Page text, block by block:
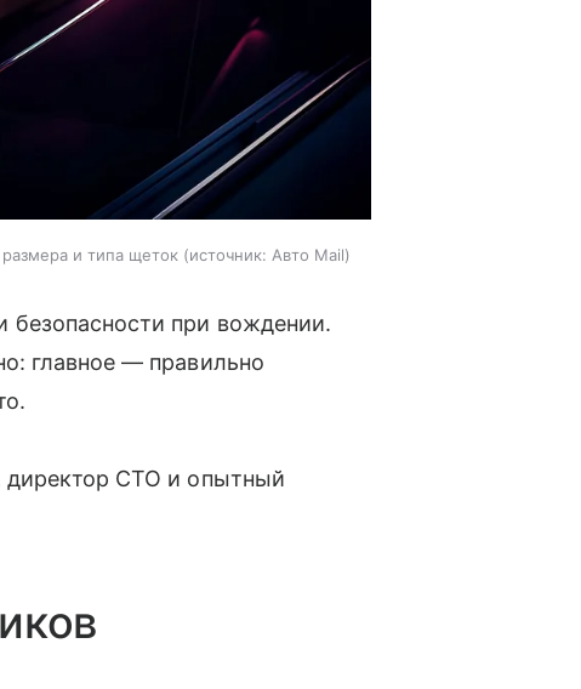
и типа щеток источник: Авто Mail
при вождении.
главное — правильно
директор СТО и опытный